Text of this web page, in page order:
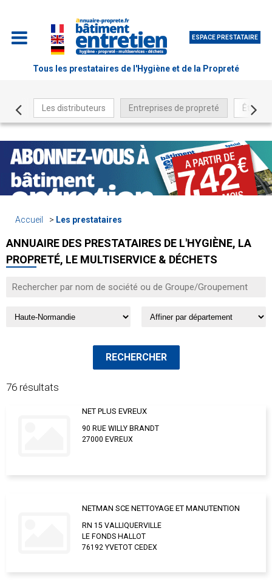
ESPACE PRESTATAIRE
Tous les prestataires de l'Hygiène et de la Propreté
Les distributeurs Entreprises de propreté Être
Accueil Les prestataires
ANNUAIRE DES PRESTATAIRES DE L'HYGIÈNE, LA
PROPRETÉ, LE MULTISERVICE & DÉCHETS
76 résultats
NET PLUS EVREUX
90 RUE WILLY BRANDT
27000 EVREUX
NETMAN SCE NETTOYAGE ET MANUTENTION
RN 15 VALLIQUERVILLE
LE FONDS HALLOT
76192 YVETOT CEDEX